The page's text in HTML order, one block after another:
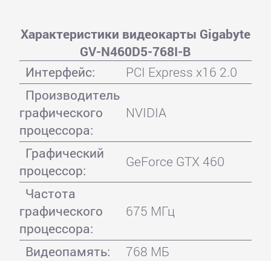
Характеристики видеокарты Gigabyte
GV-N460D5-768I-B
Интерфейс:
PCI Express x16 2.0
Производитель
графического
процессора:
NVIDIA
Графический
процессор:
GeForce GTX 460
Частота
графического
процессора:
675 МГц
Видеопамять:
768 МБ